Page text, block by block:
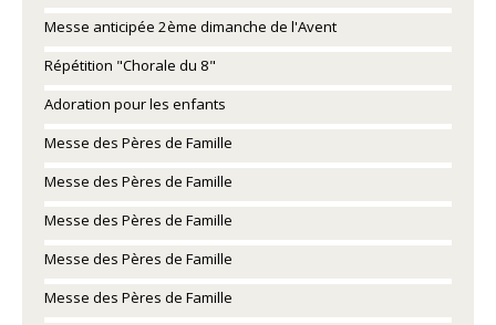
Messe anticipée 2ème dimanche de l'Avent
Répétition "Chorale du 8"
Adoration pour les enfants
Messe des Pères de Famille
Messe des Pères de Famille
Messe des Pères de Famille
Messe des Pères de Famille
Messe des Pères de Famille